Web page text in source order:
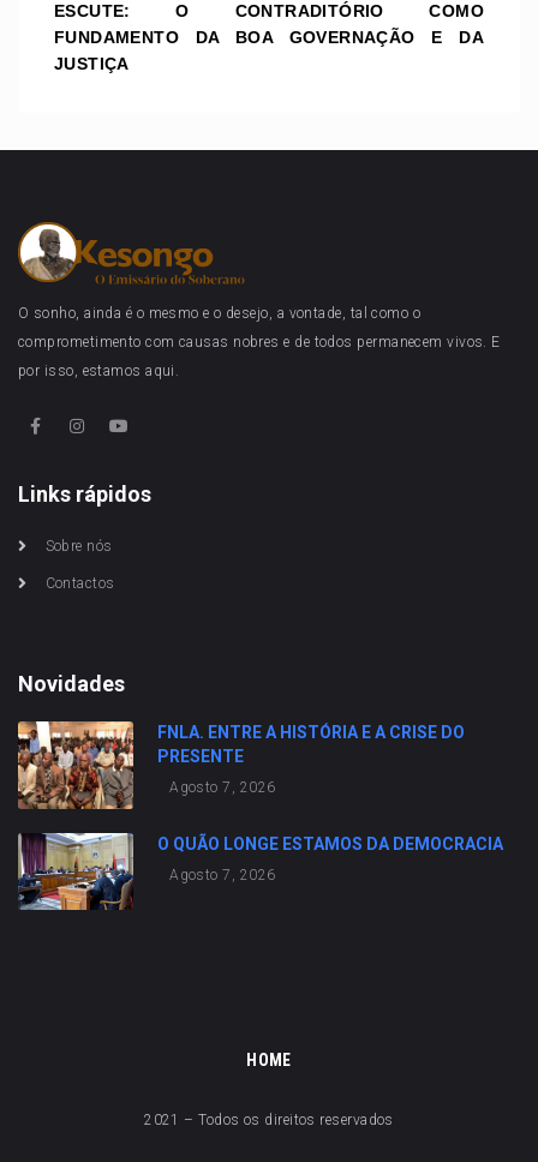
ESCUTE: O CONTRADITÓRIO COMO
FUNDAMENTO DA BOA GOVERNAÇÃO E DA
JUSTIÇA
O sonho, ainda é o mesmo e o desejo, a vontade, tal como o
comprometimento com causas nobres e de todos permanecem vivos. E
por isso, estamos aqui.
Links rápidos
Sobre nós
Contactos
Novidades
FNLA. ENTRE A HISTÓRIA E A CRISE DO
PRESENTE
Agosto 7, 2026
O QUÃO LONGE ESTAMOS DA DEMOCRACIA
Agosto 7, 2026
HOME
2021 – Todos os direitos reservados